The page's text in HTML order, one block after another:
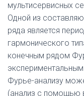
мультисервисных
Одной из
ряда является
гармонического
конечным рядом
Фурье-анализу
(анализ с помощью